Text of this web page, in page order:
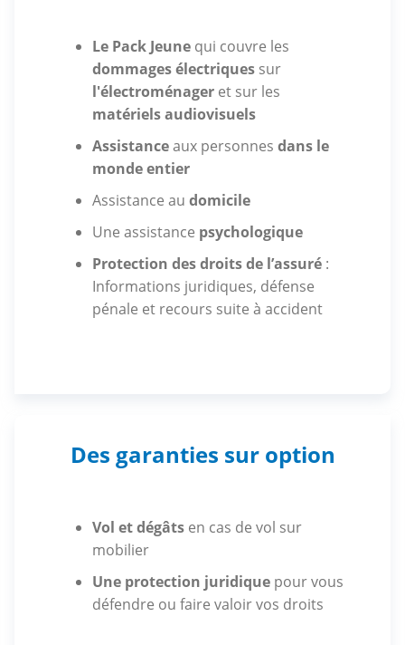
Le Pack Jeune qui couvre les
dommages électriques sur
l'électroménager et sur les
matériels audiovisuels
Assistanceaux personnes dans le
monde entier
Assistance au domicile
Une assistance psychologique
Protection des droits de l’assuré:
Informations juridiques, défense
pénale et recours suite à accident
Des garanties sur option
Vol et dégâtsen cas de vol sur
mobilier
Une protection juridique pour vous
défendre ou faire valoir vos droits